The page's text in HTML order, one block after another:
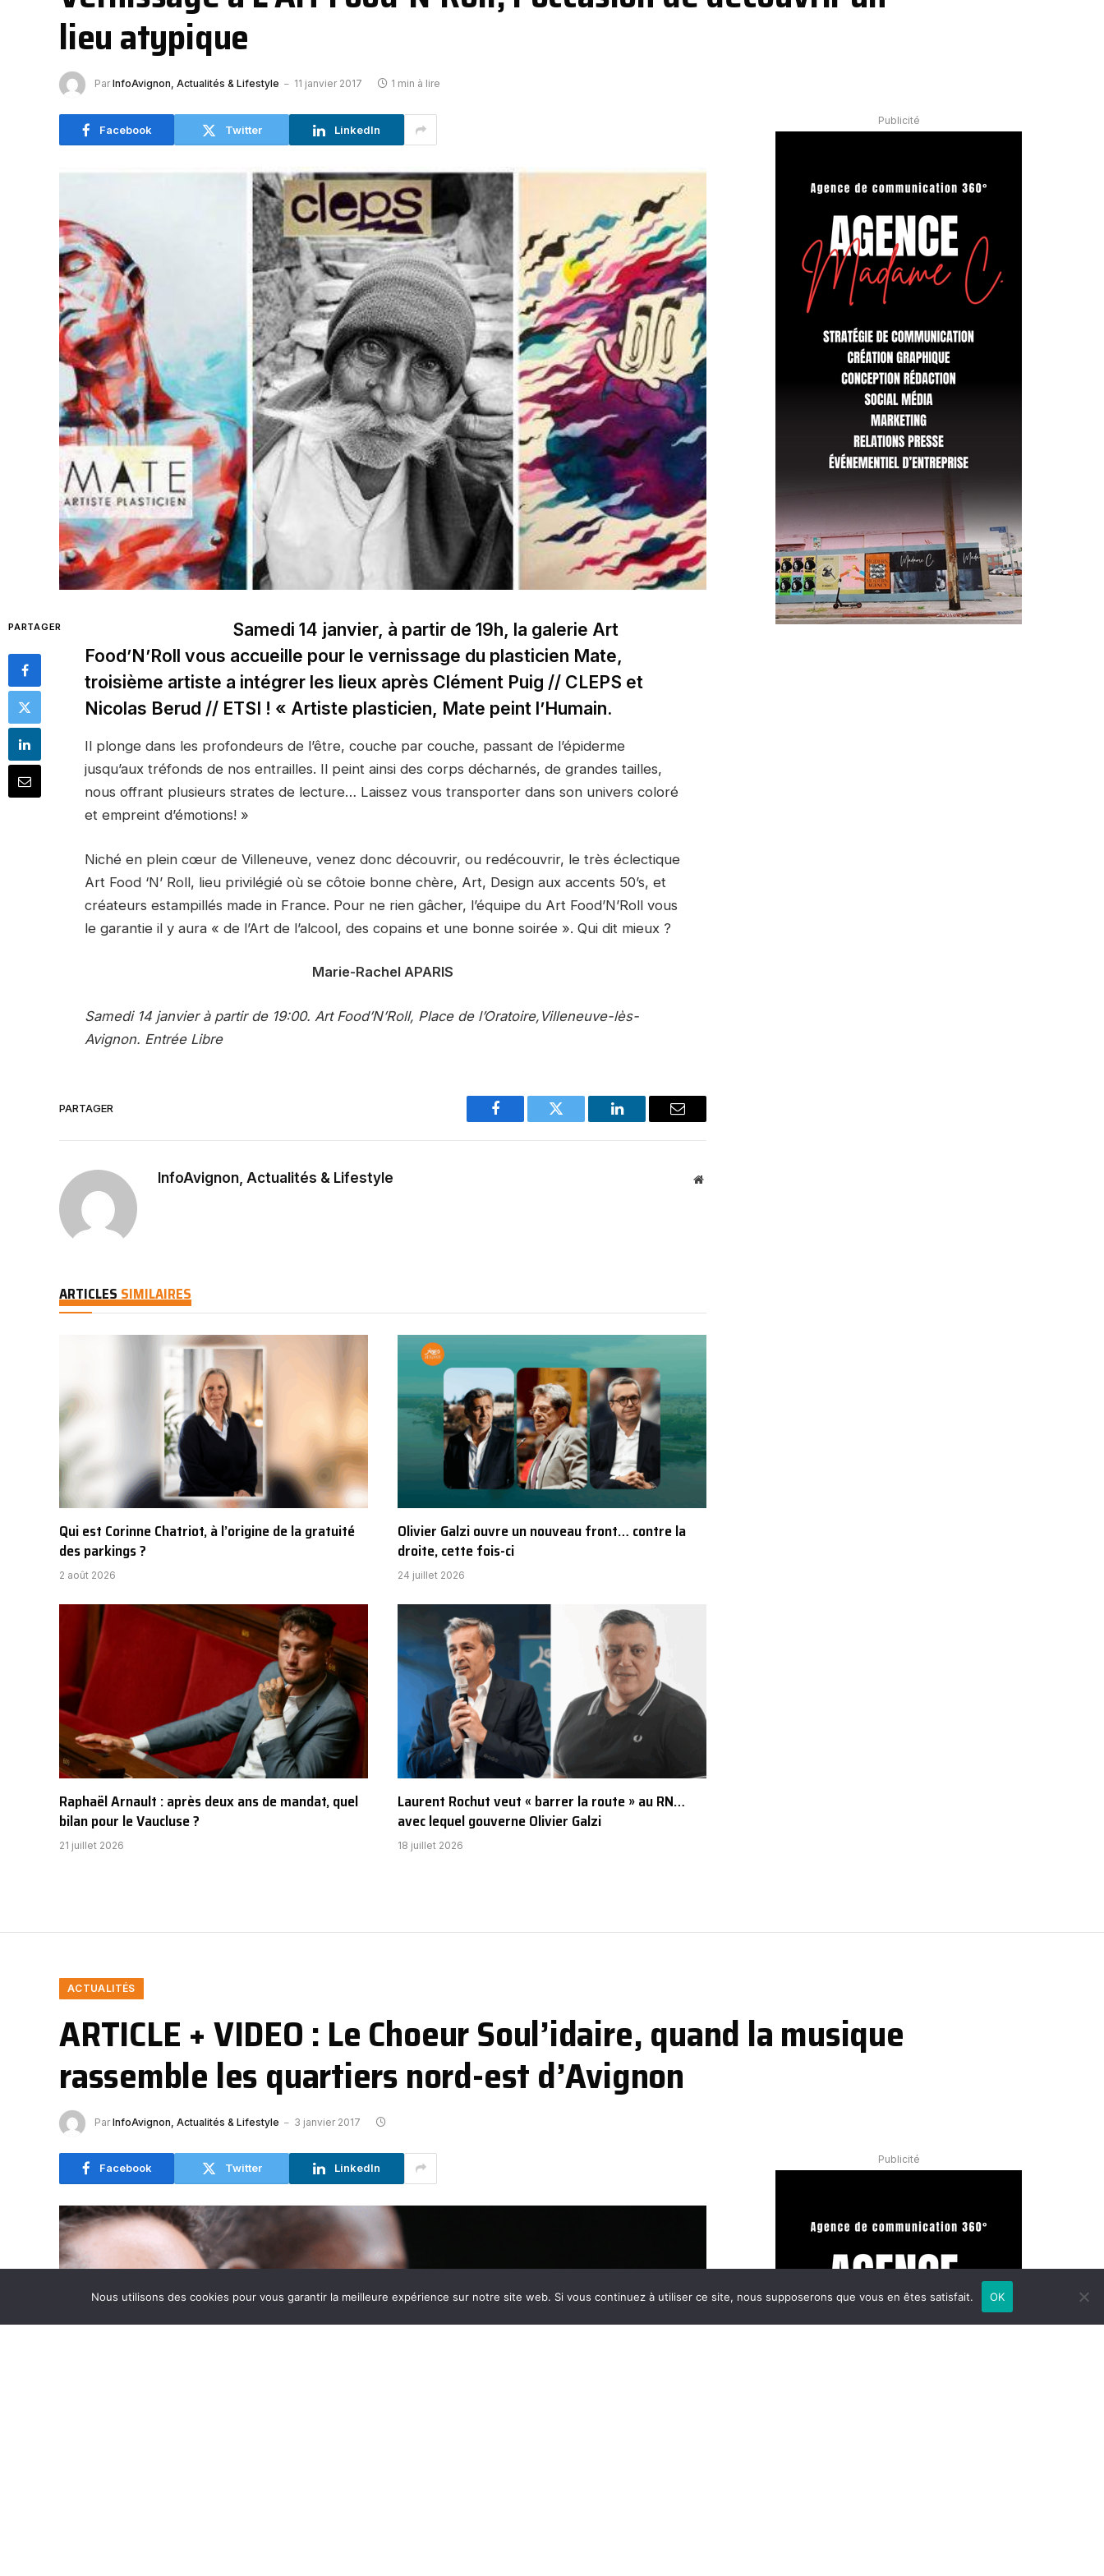
lieu atypique
Par InfoAvignon, Actualités & Lifestyle 11 janvier 2017 1 min à lire
Facebook Twitter LinkedIn
PARTAGER
Samedi 14 janvier, à partir de 19h, la galerie Art
Food’N’Roll vous accueille pour le vernissage du plasticien Mate,
troisième artiste a intégrer les lieux après Clément Puig // CLEPS et
Nicolas Berud // ETSI ! « Artiste plasticien, Mate peint l’Humain.
Il plonge dans les profondeurs de l’être, couche par couche, passant de l’épiderme
jusqu’aux tréfonds de nos entrailles. Il peint ainsi des corps décharnés, de grandes tailles,
nous offrant plusieurs strates de lecture… Laissez vous transporter dans son univers coloré
et empreint d’émotions! »
Niché en plein cœur de Villeneuve, venez donc découvrir, ou redécouvrir, le très éclectique
Art Food ‘N’ Roll, lieu privilégié où se côtoie bonne chère, Art, Design aux accents 50’s, et
créateurs estampillés made in France. Pour ne rien gâcher, l’équipe du Art Food’N’Roll vous
le garantie il y aura « de l’Art de l’alcool, des copains et une bonne soirée ». Qui dit mieux ?
Marie-Rachel APARIS
Samedi 14 janvier à partir de 19:00. Art Food’N’Roll, Place de l’Oratoire,Villeneuve-lès-
Avignon. Entrée Libre
PARTAGER
Facebook Twitter LinkedIn Email
InfoAvignon, Actualités & Lifestyle Website
ARTICLES SIMILAIRES
Qui est Corinne Chatriot, à l’origine de la gratuité
des parkings ?
2 août 2026
Olivier Galzi ouvre un nouveau front… contre la
droite, cette fois-ci
24 juillet 2026
Raphaël Arnault : après deux ans de mandat, quel
bilan pour le Vaucluse ?
21 juillet 2026
Laurent Rochut veut « barrer la route » au RN…
avec lequel gouverne Olivier Galzi
18 juillet 2026
Publicité
ACTUALITÉS
ARTICLE + VIDEO : Le Choeur Soul’idaire, quand la musique
rassemble les quartiers nord-est d’Avignon
Par InfoAvignon, Actualités & Lifestyle 3 janvier 2017
Facebook Twitter LinkedIn
Publicité
Nous utilisons des cookies pour vous garantir la meilleure expérience sur notre site web. Si vous continuez à utiliser ce site, nous supposerons que vous en êtes satisfait. OK